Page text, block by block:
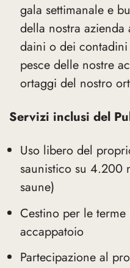
gala settimanale e
della nostra
daini o dei
pesce delle nostre
ortaggi del nostro
Servizi inclusi del
Uso libero del
saunistico su 4.200
saune)
Cestino per le terme
accappatoio
Partecipazione al